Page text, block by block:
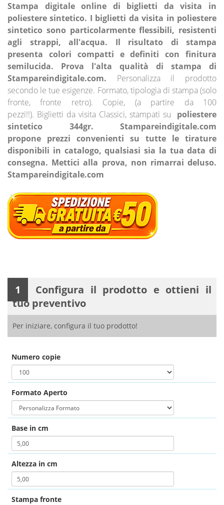
Stampa digitale online di biglietti da visita in
poliestere sintetico. I biglietti da visita in poliestere
sintetico sono particolarmente flessibili, resistenti
agli strappi, all'acqua. Il risultato di stampa
presenta colori compatti e definiti con finitura
semilucida. Prova l'alta qualità di stampa di
Stampareindigitale.com.
Personalizza il prodotto
secondo le tue esigenze. Formato, tipologia di stampa (solo
fronte, fronte retro). Copie, (a partire da 100
pezzi!!). Biglietti da visita Classici, stampati su
poliestere
sintetico 344gr. Stampareindigitale.com
propone prezzi convenienti su tutte le tirature
disponibili in catalogo, qualsiasi sia la tua data di
consegna. Mettici alla prova, non rimarrai deluso.
Stampareindigitale.com
1
Configura il prodotto e ottieni il
tuo preventivo
Per iniziare, configura il tuo prodotto!
Numero copie
Formato Aperto
Base in cm
Altezza in cm
Stampa fronte